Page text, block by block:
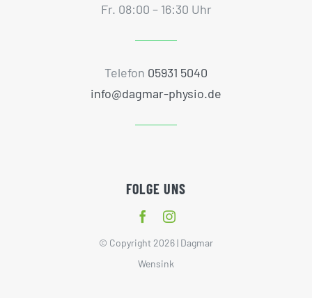
Fr. 08:00 – 16:30 Uhr
Telefon 05931 5040
info@dagmar-physio.de
FOLGE UNS
© Copyright 2026 | Dagmar
Wensink